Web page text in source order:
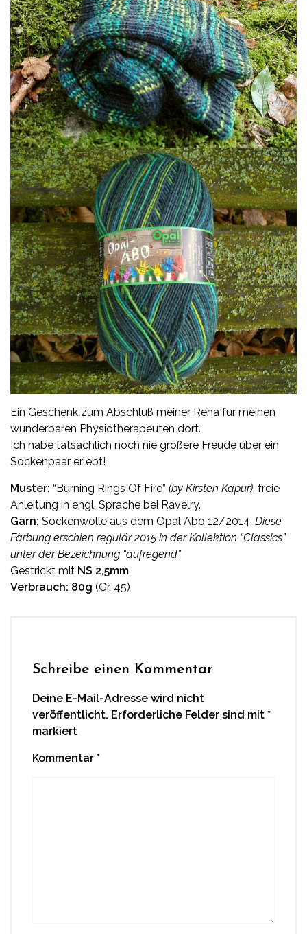
Ein Geschenk zum Abschluß meiner Reha für meinen
wunderbaren Physiotherapeuten dort.
Ich habe tatsächlich noch nie größere Freude über ein
Sockenpaar erlebt!
Muster: “Burning Rings Of Fire” (by Kirsten Kapur), freie
Anleitung in engl. Sprache bei Ravelry.
Garn: Sockenwolle aus dem Opal Abo 12/2014. Diese
Färbung erschien regulär 2015 in der Kollektion “Classics”
unter der Bezeichnung “aufregend”.
Gestrickt mit NS 2,5mm
Verbrauch: 80g (Gr. 45)
Schreibe einen Kommentar
Deine E-Mail-Adresse wird nicht
veröffentlicht. Erforderliche Felder sind mit *
markiert
Kommentar *